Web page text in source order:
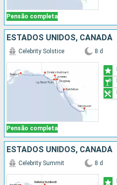
Pensão completa
ESTADOS UNIDOS, CANADÁ
Pensão completa
Celebrity Solstice 8 d
ESTADOS UNIDOS, CANADÁ
Celebrity Summit 8 d